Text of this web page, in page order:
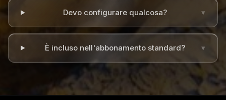
Devo configurare qualcosa? ▾
È incluso nell'abbonamento standard? ▾